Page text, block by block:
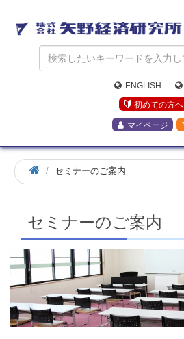
矢
野
経
済
研
究
所
ENGLISH
初めての方へ
マイページ
ホ
ー
セミナーのご案内
セミナーのご案内